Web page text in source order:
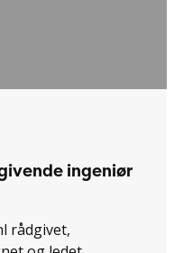
ingeniør
rådgivet,